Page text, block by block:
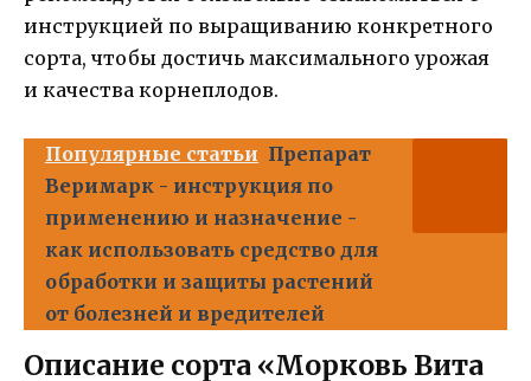
инструкцией по выращиванию конкретного
сорта, чтобы достичь максимального урожая
и качества корнеплодов.
Популярные статьи Препарат
Веримарк - инструкция по
применению и назначение -
как использовать средство для
обработки и защиты растений
от болезней и вредителей
Описание сорта «Морковь Вита